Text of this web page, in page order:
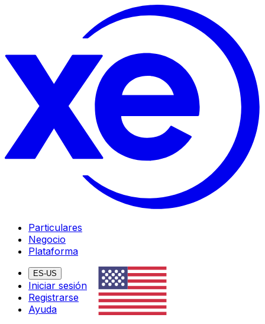
Particulares
Negocio
Plataforma
ES-US
Iniciar sesión
Registrarse
Ayuda